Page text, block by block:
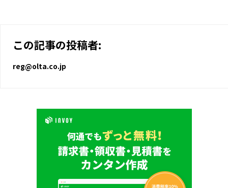
この記事の投稿者:
reg@olta.co.jp